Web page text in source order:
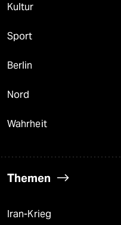
Kultur
Sport
Berlin
Nord
Wahrheit
Themen
Iran-Krieg